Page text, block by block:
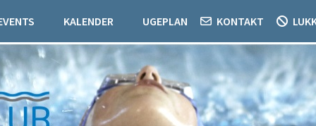
KALENDER UGEPLAN KONTAKT